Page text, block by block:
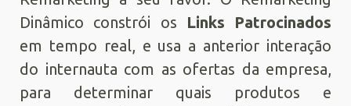
Dinâmico constrói os Links Patrocinados
em tempo real, e usa a anterior interação
do internauta com as ofertas da empresa,
para determinar quais produtos e